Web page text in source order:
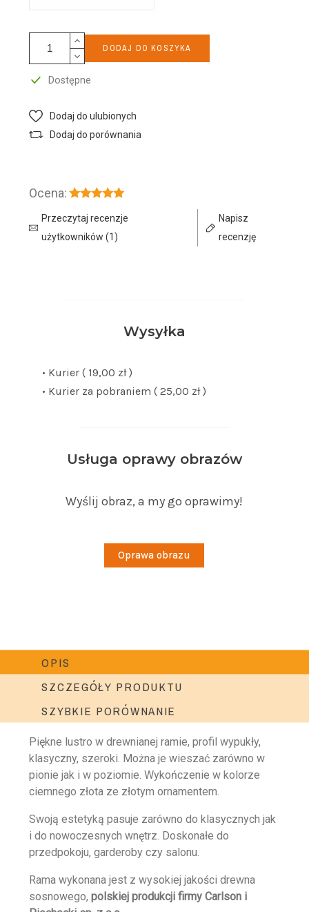
DODAJ DO KOSZYKA
Dostępne
Dodaj do ulubionych
Dodaj do porównania
Ocena:
Przeczytaj recenzje
użytkowników (1)
Napisz
recenzję
Wysyłka
• Kurier ( 19,00 zł )
• Kurier za pobraniem ( 25,00 zł )
Usługa oprawy obrazów
Wyślij obraz, a my go oprawimy!
Oprawa obrazu
OPIS
SZCZEGÓŁY PRODUKTU
SZYBKIE PORÓWNANIE
Piękne lustro w drewnianej ramie, profil wypukły,
klasyczny, szeroki. Można je wieszać zarówno w
pionie jak i w poziomie. Wykończenie w kolorze
ciemnego złota ze złotym ornamentem.
Swoją estetyką pasuje zarówno do klasycznych jak
i do nowoczesnych wnętrz. Doskonałe do
przedpokoju, garderoby czy salonu.
Rama wykonana jest z wysokiej jakości drewna
sosnowego,polskiej produkcji firmy Carlson i